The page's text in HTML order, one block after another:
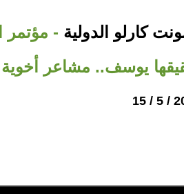
كارلو الدولية - مؤتمر
يوسف.. مشاعر أخوية